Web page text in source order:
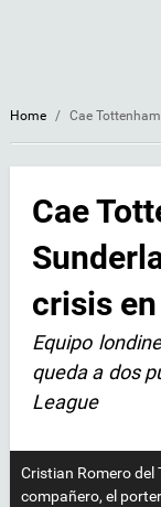
Home / Cae
Cae
crisis
Equipo
queda a dos
League
Cristian Romero del
compañero, el